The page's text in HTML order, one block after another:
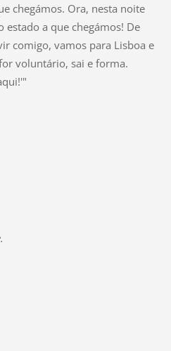
chegámos. Ora, nesta noite
estado a que chegámos! De
comigo, vamos para Lisboa e
voluntário, sai e forma.